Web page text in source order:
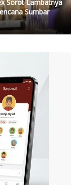
Sorot Lambatnya
Sumbar